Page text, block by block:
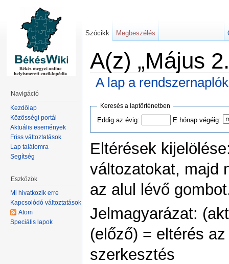
A(z) „Május
A lap a
Keresés a laptörténetben
Eddig az évig: E hónap végéig:
Eltérések
változatokat, majd
az alul lévő
Jelmagyarázat:
(előző) = eltérés
szerkesztés
Szócikk Megbeszélés
Navigáció
Kezdőlap
Közösségi portál
Aktuális események
Friss változtatások
Lap találomra
Segítség
Eszközök
Mi hivatkozik erre
Kapcsolódó változtatások
Atom
Speciális lapok